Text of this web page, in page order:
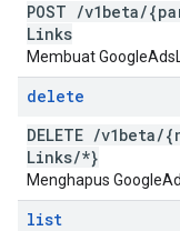
POST /v1beta/
Links
Membuat
delete
DELETE /v1beta/
Links/*}
Menghapus
list